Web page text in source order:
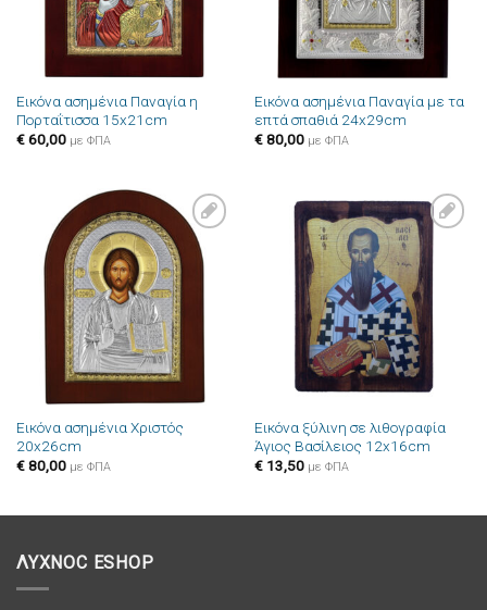
Εικόνα ασημένια Παναγία η
Πορταΐτισσα 15x21cm
€60,00 με ΦΠΑ
Εικόνα ασημένια Παναγία με τα
επτά σπαθιά 24x29cm
€80,00 με ΦΠΑ
Πρόσθήκη
στην λίστα
επιθυμιών
Εικόνα ασημένια Χριστός
20x26cm
€80,00 με ΦΠΑ
Πρόσθήκη
στην λίστα
επιθυμιών
Εικόνα ξύλινη σε λιθογραφία
Άγιος Βασίλειος 12x16cm
€13,50 με ΦΠΑ
ΛΥΧΝΟC ESHOP